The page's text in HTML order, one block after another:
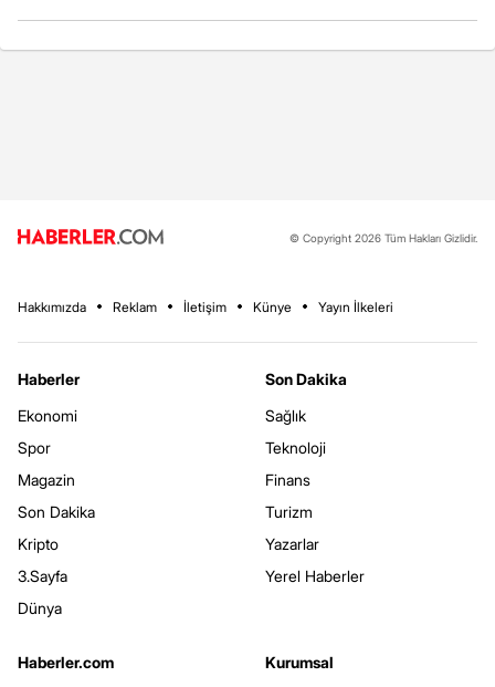
© Copyright 2026 Tüm Hakları Gizlidir.
Hakkımızda Reklam İletişim Künye Yayın İlkeleri
Haberler
Ekonomi
Spor
Magazin
Son Dakika
Kripto
3.Sayfa
Dünya
Son Dakika
Sağlık
Teknoloji
Finans
Turizm
Yazarlar
Yerel Haberler
Haberler.com
Kurumsal